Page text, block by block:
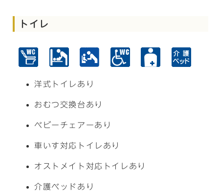
トイレ
洋式トイレあり
おむつ交換台あり
ベビーチェアーあり
車いす対応トイレあり
オストメイト対応トイレあり
介護ベッドあり